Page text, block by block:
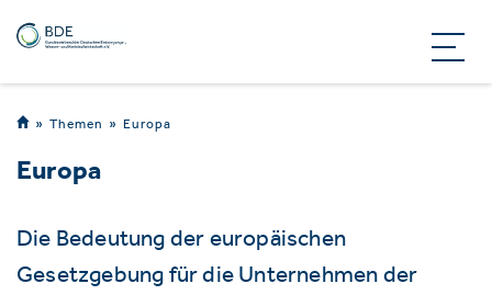
Themen Europa
Europa
Die Bedeutung der europäischen
Gesetzgebung für die Unternehmen der